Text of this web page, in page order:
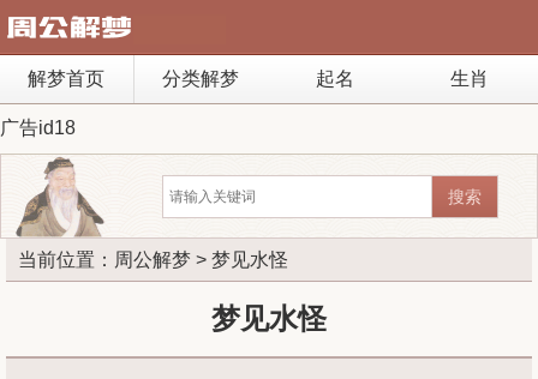
解梦首页 分类解梦 起名 生肖
广告id18
当前位置： 周公解梦 > 梦见水怪
梦见水怪